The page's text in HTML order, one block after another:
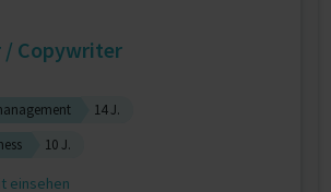
/ Copywriter
14 J.
10 J.
einsehen